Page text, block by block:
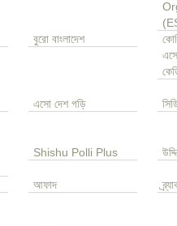
বুরো বাংলাদেশ
এসো দেশ গড়ি
Shishu Polli Plus
আফাদ